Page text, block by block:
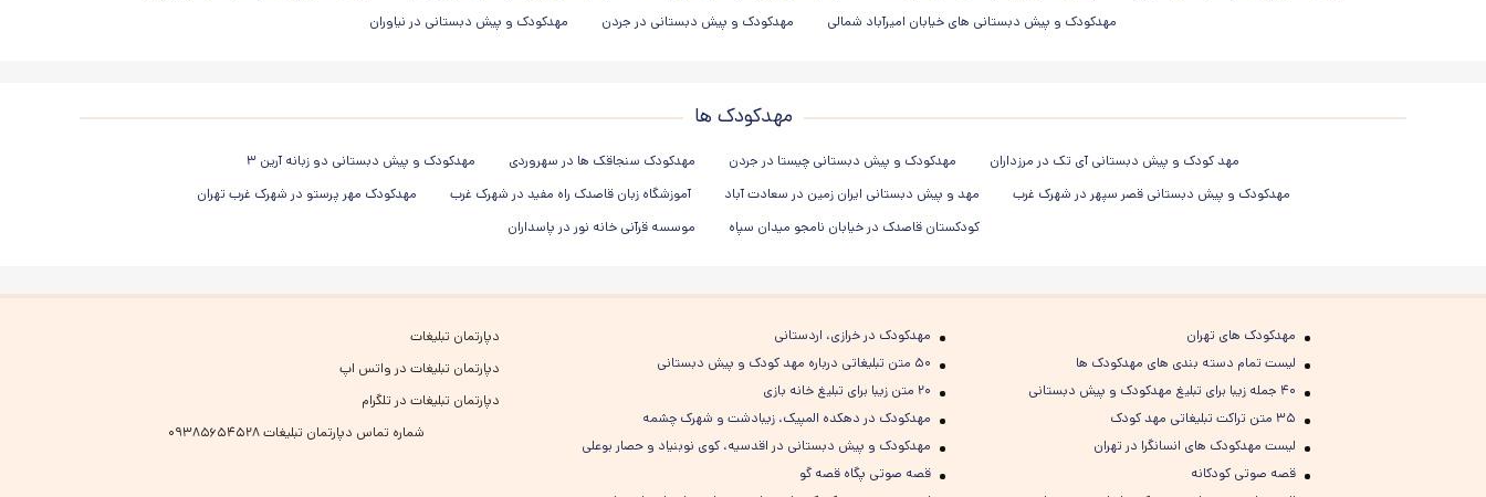
مهدکودک و پیش دبستانی های خیابان امیرآباد شمالی
مهدکودک و پیش دبستانی در جردن مهدکودک و پیش دبستانی در نیاوران
مهدکودک ها
مهد کودک و پیش دبستانی آی تک در مرزداران مهدکودک و پیش دبستانی چیستا در جردن مهدکودک سنجاقک ها در سهروردی
مهدکودک و پیش دبستانی دو زبانه آرین ۳
مهدکودک و پیش دبستانی قصر سپهر در شهرک غرب
مهد و پیش دبستانی ایران زمین در سعادت آباد آموزشگاه زبان قاصدک راه مفید در شهرک غرب
مهدکودک مهر پرستو در شهرک غرب تهران
کودکستان قاصدک در خیابان نامجو میدان سپاه
موسسه قرآنی خانه نور در پاسداران
مهدکودک های تهران
مهدکودک در خرازی، اردستانی
لیست تمام دسته بندی های مهدکودک ها
۵۰ متن تبلیغاتی درباره مهد کودک و پیش دبستانی
۴۰ جمله زیبا برای تبلیغ مهدکودک و پیش دبستانی
۲۰ متن زیبا برای تبلیغ خانه بازی
۳۵ متن تراکت تبلیغاتی مهد کودک
مهدکودک در دهکده المپیک، زیبادشت و شهرک چشمه
لیست مهدکودک های انسانگرا در تهران
مهدکودک و پیش دبستانی در اقدسیه، کوی نوبنیاد و حصار بوعلی
قصه صوتی کودکانه
قصه صوتی پگاه قصه گو
دپارتمان تبلیغات
دپارتمان تبلیغات در واتس اپ
دپارتمان تبلیغات در تلگرام
شماره تماس دپارتمان تبلیغات ۰۹۳۸۵۶۵۴۵۲۸